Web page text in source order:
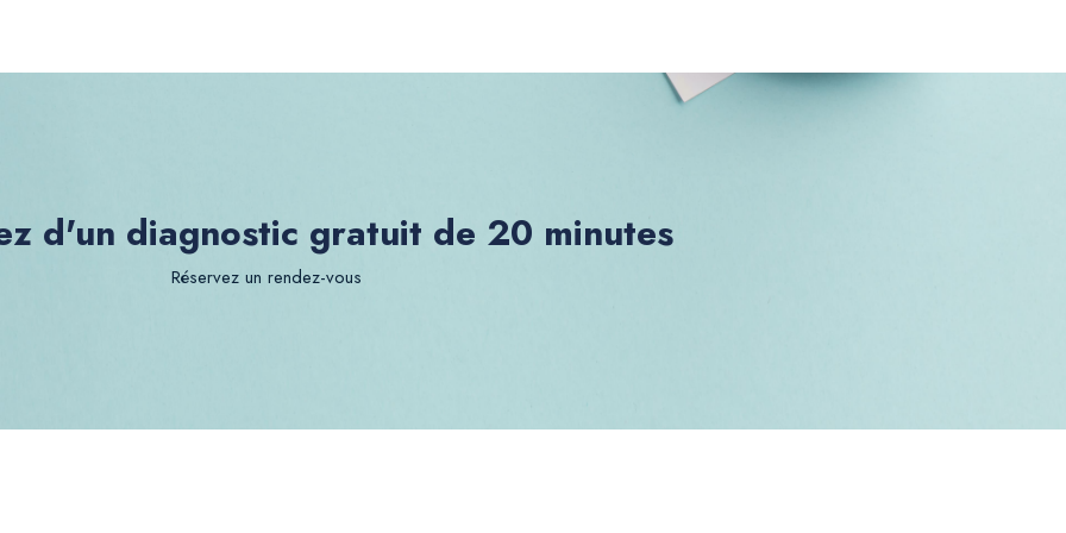
d'un diagnostic gratuit de 20 minutes
Réservez un rendez-vous